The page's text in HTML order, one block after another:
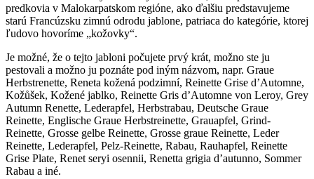
predkovia v Malokarpatskom regióne, ako ďalšiu predstavujeme
starú Francúzsku zimnú odrodu jablone, patriaca do kategórie, ktorej
ľudovo hovoríme „kožovky“.
Je možné, že o tejto jabloni počujete prvý krát, možno ste ju
pestovali a možno ju poznáte pod iným názvom, napr. Graue
Herbstrenette, Reneta kožená podzimní, Reinette Grise d’Automne,
Kožůšek, Kožené jablko, Reinette Gris d’Automne von Leroy, Grey
Autumn Renette, Lederapfel, Herbstrabau, Deutsche Graue
Reinette, Englische Graue Herbstreinette, Grauapfel, Grind-
Reinette, Grosse gelbe Reinette, Grosse graue Reinette, Leder
Reinette, Lederapfel, Pelz-Reinette, Rabau, Rauhapfel, Reinette
Grise Plate, Renet seryi osennii, Renetta grigia d’autunno, Sommer
Rabau a iné.